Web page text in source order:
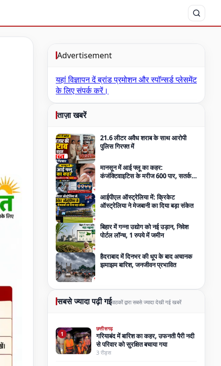
Advertisement
यहां विज्ञापन देंब्रांड प्रमोशन और स्पॉन्सर्ड प्लेसमेंट
के लिए संपर्क करें।
ताज़ा खबरें
21.6 लीटर अवैध शराब के साथ आरोपी
पुलिस गिरफ्त में
मानसून में आई फ्लू का कहर:
कंजंक्टिवाइटिस के मरीज 600 पार, सतर्कता
आईपीएल ऑस्ट्रेलिया में: क्रिकेट
ऑस्ट्रेलिया ने मेजबानी का दिया बड़ा संकेत
बिहार में गन्ना उद्योग को नई उड़ान, निवेश
पोर्टल लॉन्च, 1 रुपये में जमीन
हैदराबाद में दिनभर की धूप के बाद अचानक
झमाझम बारिश, जनजीवन प्रभावित
सबसे ज्यादा पढ़ी गईपाठकों द्वारा सबसे ज्यादा देखी गई खबरें
1
छत्तीसगढ़
गरियाबंद में बारिश का कहर, उफनती पैरी नदी
से परिवार को सुरक्षित बचाया गया
3 रीड्स